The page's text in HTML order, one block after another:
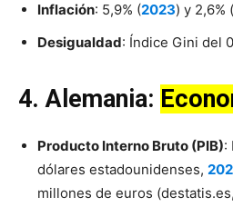
Inflación: 5,9% (2023) y 2,6%
Desigualdad: Índice Gini del
4.Alemania:
Producto Interno Bruto (PIB):
dólares estadounidenses,
millones de euros (destatis.es,